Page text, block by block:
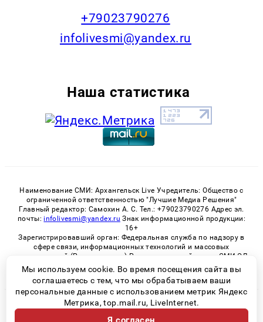
+79023790276
infolivesmi@yandex.ru
Наша статистика
Наименование СМИ: Архангельск Live Учредитель: Общество с
ограниченной ответственностью "Лучшие Медиа Решения"
Главный редактор: Самохин А. С. Тел.: +79023790276 Адрес эл.
почты: infolivesmi@yandex.ru Знак информационной продукции:
16+
Зарегистрировавший орган: Федеральная служба по надзору в
сфере связи, информационных технологий и массовых
коммуникаций (Роскомнадзор) Регистрационный номер СМИ ЭЛ
№ ФС 77 - 82533 от 21.01.2022
© 2026 «Архангельск Live» | Все права защищены
Возрастная категория сайта 16+
Мы используем cookie. Во время посещения сайта вы
соглашаетесь с тем, что мы обрабатываем ваши
персональные данные с использованием метрик Яндекс
Метрика, top.mail.ru, LiveInternet.